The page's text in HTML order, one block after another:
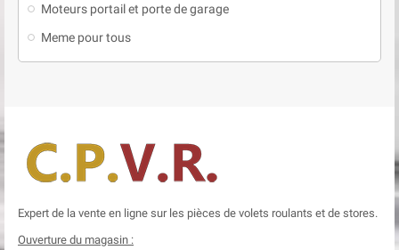
Moteurs portail et porte de garage
Meme pour tous
Expert de la vente en ligne sur les pièces de volets roulants et de stores.
Ouverture du magasin :